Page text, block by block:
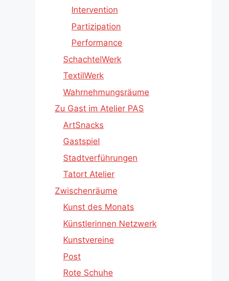
Intervention
Partizipation
Performance
SchachtelWerk
TextilWerk
Wahrnehmungsräume
Zu Gast im Atelier PAS
ArtSnacks
Gastspiel
Stadtverführungen
Tatort Atelier
Zwischenräume
Kunst des Monats
Künstlerinnen Netzwerk
Kunstvereine
Post
Rote Schuhe